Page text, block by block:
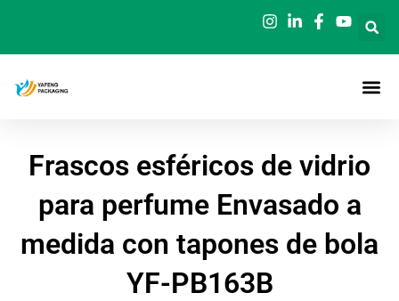
contenido
Frascos esféricos de vidrio
para perfume Envasado a
medida con tapones de bola
YF-PB163B